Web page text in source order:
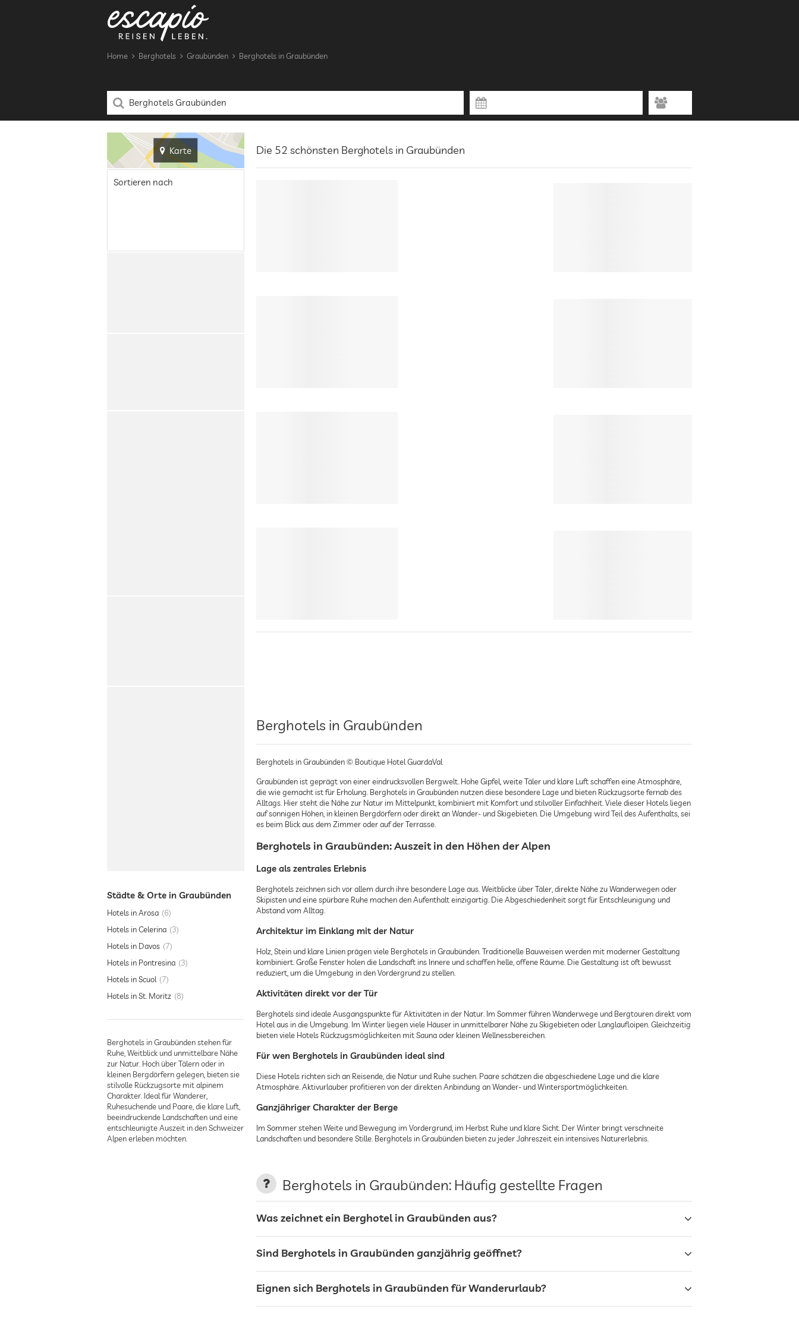
Home Berghotels Graubünden Berghotels in Graubünden
Karte Die 52 schönsten Berghotels in Graubünden
Sortieren nach
Städte & Orte in Graubünden
Hotels in Arosa
6
Hotels in Celerina
3
Hotels in Davos
7
Hotels in Pontresina
3
Hotels in Scuol
7
Hotels in St. Moritz
8
Berghotels in Graubünden stehen für
Ruhe, Weitblick und unmittelbare Nähe
zur Natur. Hoch über Tälern oder in
kleinen Bergdörfern gelegen, bieten sie
stilvolle Rückzugsorte mit alpinem
Charakter. Ideal für Wanderer,
Ruhesuchende und Paare, die klare Luft,
beeindruckende Landschaften und eine
entschleunigte Auszeit in den Schweizer
Alpen erleben möchten.
Berghotels in Graubünden
Berghotels in Graubünden © Boutique Hotel GuardaVal
Graubünden ist geprägt von einer eindrucksvollen Bergwelt. Hohe Gipfel, weite Täler und klare Luft schaffen eine Atmosphäre,
die wie gemacht ist für Erholung. Berghotels in Graubünden nutzen diese besondere Lage und bieten Rückzugsorte fernab des
Alltags. Hier steht die Nähe zur Natur im Mittelpunkt, kombiniert mit Komfort und stilvoller Einfachheit. Viele dieser Hotels liegen
auf sonnigen Höhen, in kleinen Bergdörfern oder direkt an Wander- und Skigebieten. Die Umgebung wird Teil des Aufenthalts, sei
es beim Blick aus dem Zimmer oder auf der Terrasse.
Berghotels in Graubünden: Auszeit in den Höhen der Alpen
Lage als zentrales Erlebnis
Berghotels zeichnen sich vor allem durch ihre besondere Lage aus. Weitblicke über Täler, direkte Nähe zu Wanderwegen oder
Skipisten und eine spürbare Ruhe machen den Aufenthalt einzigartig. Die Abgeschiedenheit sorgt für Entschleunigung und
Abstand vom Alltag.
Architektur im Einklang mit der Natur
Holz, Stein und klare Linien prägen viele Berghotels in Graubünden. Traditionelle Bauweisen werden mit moderner Gestaltung
kombiniert. Große Fenster holen die Landschaft ins Innere und schaffen helle, offene Räume. Die Gestaltung ist oft bewusst
reduziert, um die Umgebung in den Vordergrund zu stellen.
Aktivitäten direkt vor der Tür
Berghotels sind ideale Ausgangspunkte für Aktivitäten in der Natur. Im Sommer führen Wanderwege und Bergtouren direkt vom
Hotel aus in die Umgebung. Im Winter liegen viele Häuser in unmittelbarer Nähe zu Skigebieten oder Langlaufloipen. Gleichzeitig
bieten viele Hotels Rückzugsmöglichkeiten mit Sauna oder kleinen Wellnessbereichen.
Für wen Berghotels in Graubünden ideal sind
Diese Hotels richten sich an Reisende, die Natur und Ruhe suchen. Paare schätzen die abgeschiedene Lage und die klare
Atmosphäre. Aktivurlauber profitieren von der direkten Anbindung an Wander- und Wintersportmöglichkeiten.
Ganzjähriger Charakter der Berge
Im Sommer stehen Weite und Bewegung im Vordergrund, im Herbst Ruhe und klare Sicht. Der Winter bringt verschneite
Landschaften und besondere Stille. Berghotels in Graubünden bieten zu jeder Jahreszeit ein intensives Naturerlebnis.
Berghotels in Graubünden: Häufig gestellte Fragen
Was zeichnet ein Berghotel in Graubünden aus?
Sind Berghotels in Graubünden ganzjährig geöffnet?
Eignen sich Berghotels in Graubünden für Wanderurlaub?